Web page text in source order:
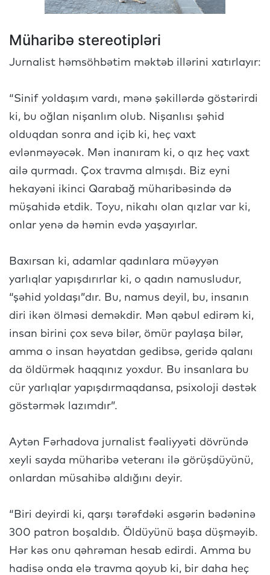
Müharibə stereotipləri
Jurnalist həmsöhbətim məktəb illərini xatırlayır:
“Sinif yoldaşım vardı, mənə şəkillərdə göstərirdi
ki, bu oğlan nişanlım olub. Nişanlısı şəhid
olduqdan sonra and içib ki, heç vaxt
evlənməyəcək. Mən inanıram ki, o qız heç vaxt
ailə qurmadı. Çox travma almışdı. Biz eyni
hekayəni ikinci Qarabağ müharibəsində də
müşahidə etdik. Toyu, nikahı olan qızlar var ki,
onlar yenə də həmin evdə yaşayırlar.
Baxırsan ki, adamlar qadınlara müəyyən
yarlıqlar yapışdırırlar ki, o qadın namusludur,
“şəhid yoldaşı”dır. Bu, namus deyil, bu, insanın
diri ikən ölməsi deməkdir. Mən qəbul edirəm ki,
insan birini çox sevə bilər, ömür paylaşa bilər,
amma o insan həyatdan gedibsə, geridə qalanı
da öldürmək haqqınız yoxdur. Bu insanlara bu
cür yarlıqlar yapışdırmaqdansa, psixoloji dəstək
göstərmək lazımdır”.
Aytən Fərhadova jurnalist fəaliyyəti dövründə
xeyli sayda müharibə veteranı ilə görüşdüyünü,
onlardan müsahibə aldığını deyir.
“Biri deyirdi ki, qarşı tərəfdəki əsgərin bədəninə
300 patron boşaldıb. Öldüyünü başa düşməyib.
Hər kəs onu qəhrəman hesab edirdi. Amma bu
hadisə onda elə travma qoyub ki, bir daha heç